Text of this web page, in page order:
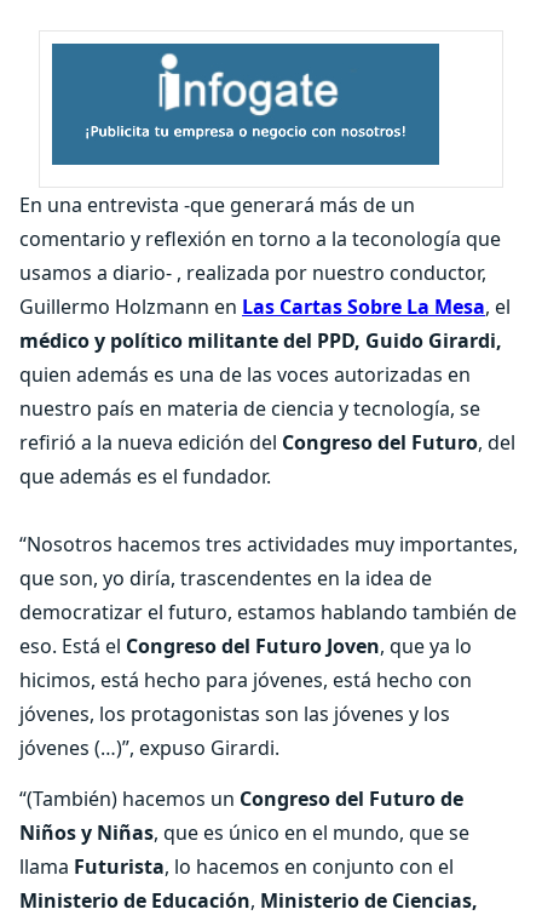
En una entrevista -que generará más de un
comentario y reflexión en torno a la teconología que
usamos a diario- , realizada por nuestro conductor,
Guillermo Holzmann en Las Cartas Sobre La Mesa, el
médico y político militante del PPD, Guido Girardi,
quien además es una de las voces autorizadas en
nuestro país en materia de ciencia y tecnología, se
refirió a la nueva edición del Congreso del Futuro, del
que además es el fundador.
“Nosotros hacemos tres actividades muy importantes,
que son, yo diría, trascendentes en la idea de
democratizar el futuro, estamos hablando también de
eso. Está el Congreso del Futuro Joven, que ya lo
hicimos, está hecho para jóvenes, está hecho con
jóvenes, los protagonistas son las jóvenes y los
jóvenes (…)”, expuso Girardi.
“(También) hacemos un Congreso del Futuro de
Niños y Niñas, que es único en el mundo, que se
llama Futurista, lo hacemos en conjunto con el
Ministerio de Educación, Ministerio de Ciencias,